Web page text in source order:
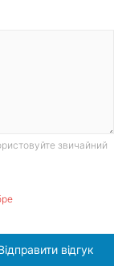
звичайний
відгук